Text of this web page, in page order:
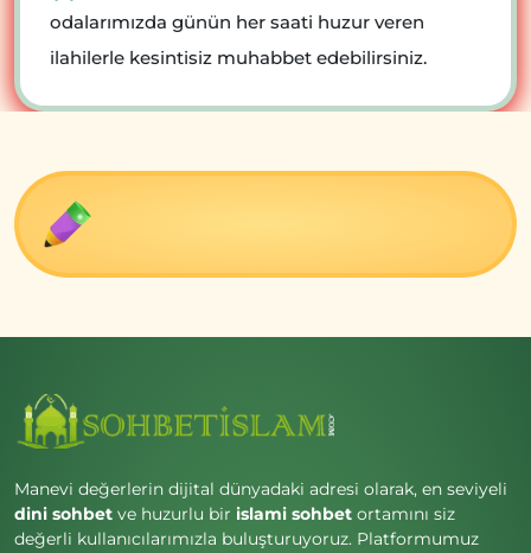
odalarımızda günün her saati huzur veren
ilahilerle kesintisiz muhabbet edebilirsiniz.
Manevi değerlerin dijital dünyadaki adresi olarak, en seviyeli
dini sohbet ve huzurlu bir islami sohbet ortamını siz
değerli kullanıcılarımızla buluşturuyoruz. Platformumuz